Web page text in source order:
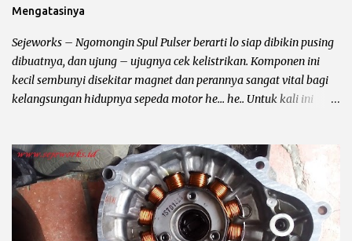
penerengan AC hampir diterapkan pada semua sepeda motor
karburator yang mempunyai CC kecil atau dibawah 150cc. Ciri –
Ciri Penerangan...
Mengatasinya
Sejeworks – Ngomongin Spul Pulser berarti lo siap dibikin pusing
dibuatnya, dan ujung – ujugnya cek kelistrikan. Komponen ini
kecil sembunyi disekitar magnet dan perannya sangat vital bagi
kelangsungan hidupnya sepeda motor he... he.. Untuk kali ini
minta di lem biru ?. Biar lebih jelas baca sampai kelar ya bro,
kalau bingung komen aja di tempatnya yusuf dan subscribe ya..
Fungsi dan Pengertian Pulser Motor Pulser atau pick up coil alias
spul pulser dan masih banyak lagi sebutannya adalah komponen
yang berfungsi untuk menentukan waktu pengapian kepada CDI